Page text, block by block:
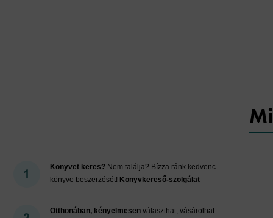
Könyvet keres? Nem találja? Bízza ránk kedvenc
könyve beszerzését! Könyvkereső-szolgálat
Otthonában, kényelmesen választhat, vásárolhat